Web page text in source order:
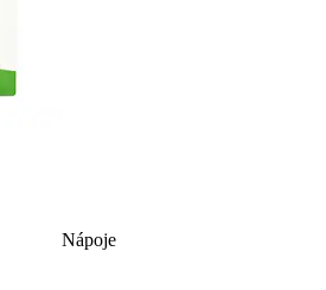
Nápoje